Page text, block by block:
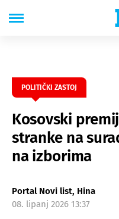
POLITIČKI ZASTOJ
Kosovski
stranke na
na izborima
Portal Novi list, Hina
08. lipanj 2026 13:37